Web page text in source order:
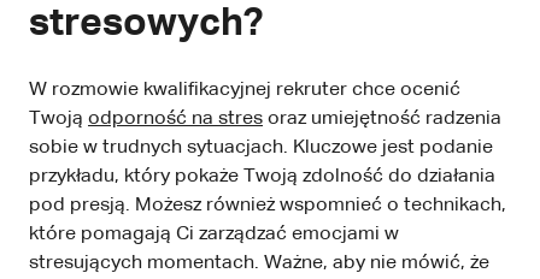
stresowych?
W rozmowie kwalifikacyjnej rekruter chce ocenić
Twoją odporność na stres oraz umiejętność radzenia
sobie w trudnych sytuacjach. Kluczowe jest podanie
przykładu, który pokaże Twoją zdolność do działania
pod presją. Możesz również wspomnieć o technikach,
które pomagają Ci zarządzać emocjami w
stresujących momentach. Ważne, aby nie mówić, że